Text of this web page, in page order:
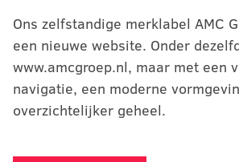
Ons zelfstandige merklabel AMC
een nieuwe website. Onder
www.amcgroep.nl, maar met een
navigatie, een moderne
overzichtelijker geheel.